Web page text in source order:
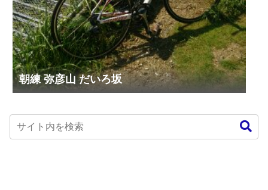
朝練 弥彦山 だいろ坂